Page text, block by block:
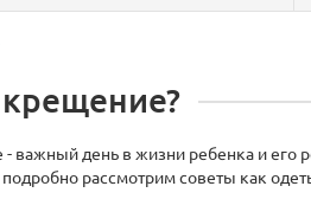
важный день в жизни ребенка и его
подробно рассмотрим советы как